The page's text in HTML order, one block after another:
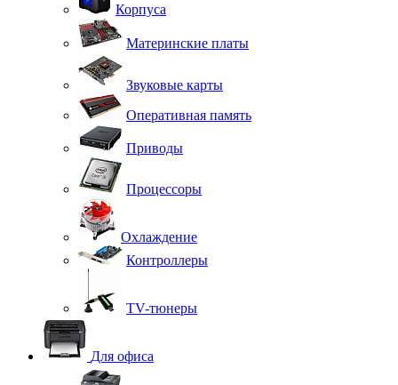
Корпуса
Материнские платы
Звуковые карты
Оперативная память
Приводы
Процессоры
Охлаждение
Контроллеры
TV-тюнеры
Для офиса